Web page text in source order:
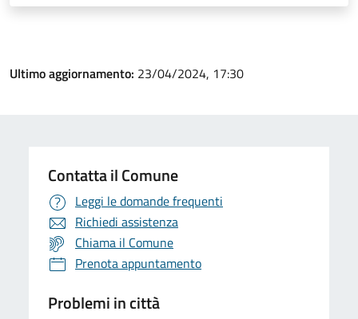
Ultimo aggiornamento: 23/04/2024, 17:30
Contatta il Comune
Leggi le domande frequenti
Richiedi assistenza
Chiama il Comune
Prenota appuntamento
Problemi in città